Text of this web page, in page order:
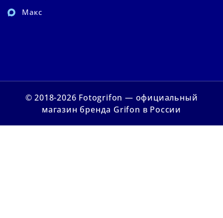
Макс
© 2018-2026 Fotogrifon — официальный
магазин бренда Grifon в России